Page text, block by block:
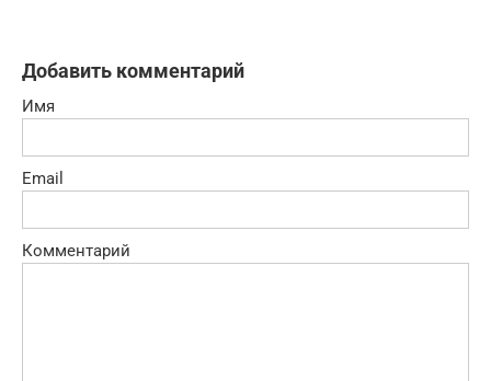
Добавить комментарий
Имя
Email
Комментарий